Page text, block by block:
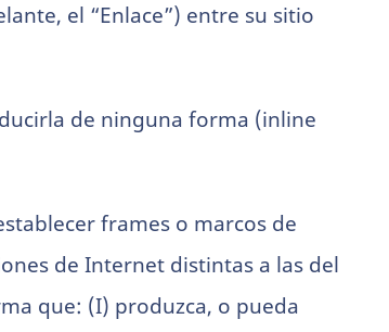
el “Enlace”) entre su sitio
de ninguna forma (inline
frames o marcos de
de Internet distintas a las del
que: (I) produzca, o pueda